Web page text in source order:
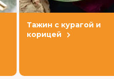
Тажин с курагой и
корицей